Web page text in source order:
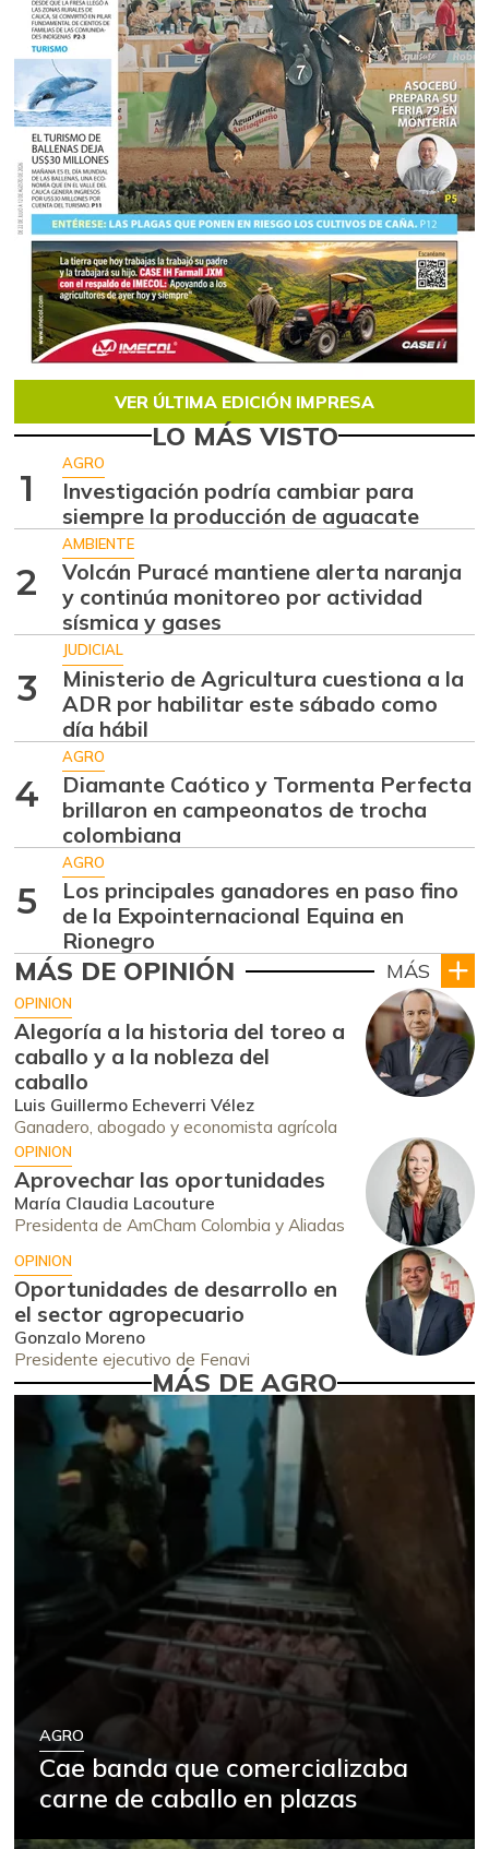
VER ÚLTIMA EDICIÓN IMPRESA
LO MÁS VISTO
1
AGRO
Investigación podría cambiar para
siempre la producción de aguacate
2
AMBIENTE
Volcán Puracé mantiene alerta naranja
y continúa monitoreo por actividad
sísmica y gases
3
JUDICIAL
Ministerio de Agricultura cuestiona a la
ADR por habilitar este sábado como
día hábil
4
AGRO
Diamante Caótico y Tormenta Perfecta
brillaron en campeonatos de trocha
colombiana
5
AGRO
Los principales ganadores en paso fino
de la Expointernacional Equina en
Rionegro
MÁS DE OPINIÓN MÁS
OPINION
Alegoría a la historia del toreo a
caballo y a la nobleza del
caballo
Luis Guillermo Echeverri Vélez
Ganadero, abogado y economista agrícola
OPINION
Aprovechar las oportunidades
María Claudia Lacouture
Presidenta de AmCham Colombia y Aliadas
OPINION
Oportunidades de desarrollo en
el sector agropecuario
Gonzalo Moreno
Presidente ejecutivo de Fenavi
MÁS DE AGRO
AGRO
Cae banda que comercializaba
carne de caballo en plazas